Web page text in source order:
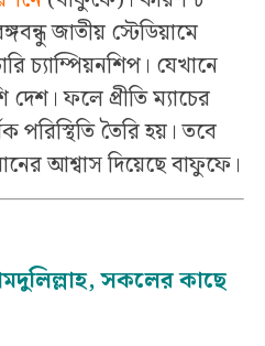
জাতীয় স্টেডিয়ামে
চ্যাম্পিয়নশিপ। যেখানে
ফলে প্রীতি ম্যাচের
পরিস্থিতি তৈরি হয়। তবে
আশ্বাস দিয়েছে বাফুফে।
সকলের কাছে